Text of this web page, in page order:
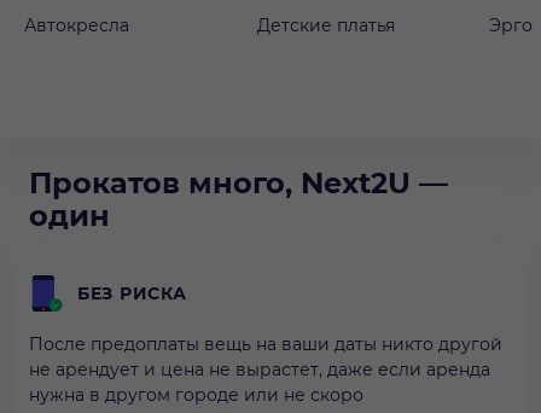
Автокресла Детские платья Эрго
Прокатов много, Next2U —
один
БЕЗ РИСКА
После предоплаты вещь на ваши даты никто другой
не арендует и цена не вырастет, даже если аренда
нужна в другом городе или не скоро